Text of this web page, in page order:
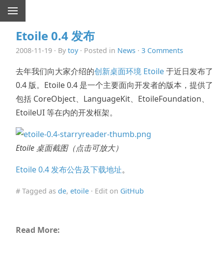
Etoile 0.4 发布
2008-11-19 · By toy· Posted in News · 3 Comments
去年我们向大家介绍的创新桌面环境 Etoile于近日发布了
0.4 版。Etoile 0.4 是一个主要面向开发者的版本，提供了
包括 CoreObject、LanguageKit、EtoileFoundation、
EtoileUI 等在内的开发框架。
Etoile 桌面截图（点击可放大）
Etoile 0.4 发布公告及下载地址。
# Tagged as de, etoile · Edit on GitHub
Read More: